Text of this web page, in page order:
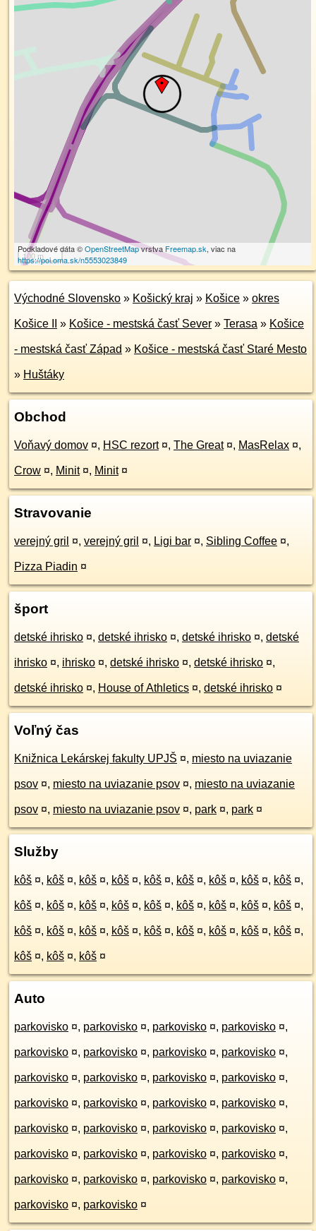
100 m
Podkladové dáta ©OpenStreetMapvrstva Freemap.sk, viac na
https://poi.oma.sk/n5553023849
Východné Slovensko » Košický kraj » Košice » okres
Košice II » Košice - mestská časť Sever » Terasa » Košice
- mestská časť Západ » Košice - mestská časť Staré Mesto
» Huštáky
Obchod
Voňavý domov ¤, HSC rezort ¤, The Great ¤, MasRelax ¤,
Crow ¤, Minit ¤, Minit ¤
Stravovanie
verejný gril ¤, verejný gril ¤, Ligi bar ¤, Sibling Coffee ¤,
Pizza Piadin ¤
šport
detské ihrisko ¤, detské ihrisko ¤, detské ihrisko ¤, detské
ihrisko ¤, ihrisko ¤, detské ihrisko ¤, detské ihrisko ¤,
detské ihrisko ¤, House of Athletics ¤, detské ihrisko ¤
Voľný čas
Knižnica Lekárskej fakulty UPJŠ ¤, miesto na uviazanie
psov ¤, miesto na uviazanie psov ¤, miesto na uviazanie
psov ¤, miesto na uviazanie psov ¤, park ¤, park ¤
Služby
kôš ¤, kôš ¤, kôš ¤, kôš ¤, kôš ¤, kôš ¤, kôš ¤, kôš ¤, kôš ¤,
kôš ¤, kôš ¤, kôš ¤, kôš ¤, kôš ¤, kôš ¤, kôš ¤, kôš ¤, kôš ¤,
kôš ¤, kôš ¤, kôš ¤, kôš ¤, kôš ¤, kôš ¤, kôš ¤, kôš ¤, kôš ¤,
kôš ¤, kôš ¤, kôš ¤
Auto
parkovisko ¤, parkovisko ¤, parkovisko ¤, parkovisko ¤,
parkovisko ¤, parkovisko ¤, parkovisko ¤, parkovisko ¤,
parkovisko ¤, parkovisko ¤, parkovisko ¤, parkovisko ¤,
parkovisko ¤, parkovisko ¤, parkovisko ¤, parkovisko ¤,
parkovisko ¤, parkovisko ¤, parkovisko ¤, parkovisko ¤,
parkovisko ¤, parkovisko ¤, parkovisko ¤, parkovisko ¤,
parkovisko ¤, parkovisko ¤, parkovisko ¤, parkovisko ¤,
parkovisko ¤, parkovisko ¤